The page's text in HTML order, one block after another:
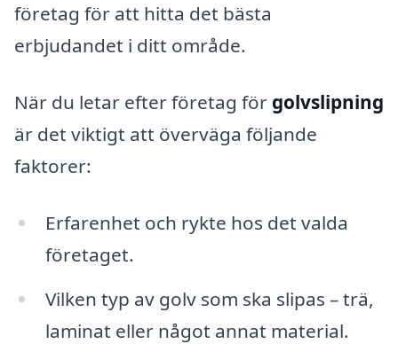
företag för att hitta det bästa
erbjudandet i ditt område.
När du letar efter företag för golvslipning
är det viktigt att överväga följande
faktorer:
Erfarenhet och rykte hos det valda
företaget.
Vilken typ av golv som ska slipas – trä,
laminat eller något annat material.